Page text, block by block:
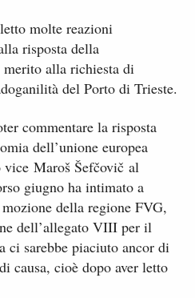
molte reazioni
risposta della
alla richiesta di
del Porto di Trieste.
commentare la risposta
dell’unione europea
Maroš Šefčovič al
giugno ha intimato a
della regione FVG,
dell’allegato VIII per il
ci sarebbe piaciuto ancor di
causa, cioè dopo aver letto